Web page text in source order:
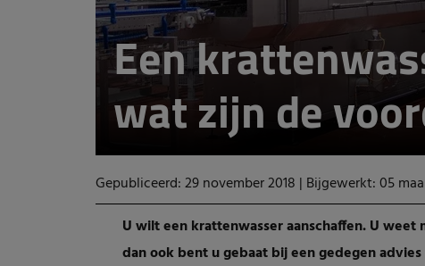
Een
wat zijn de
Gepubliceerd: 29 november 2018 | Bijgewerkt: 05
U wilt een krattenwasser aanschaffen. U
dan ook bent u gebaat bij een gedegen